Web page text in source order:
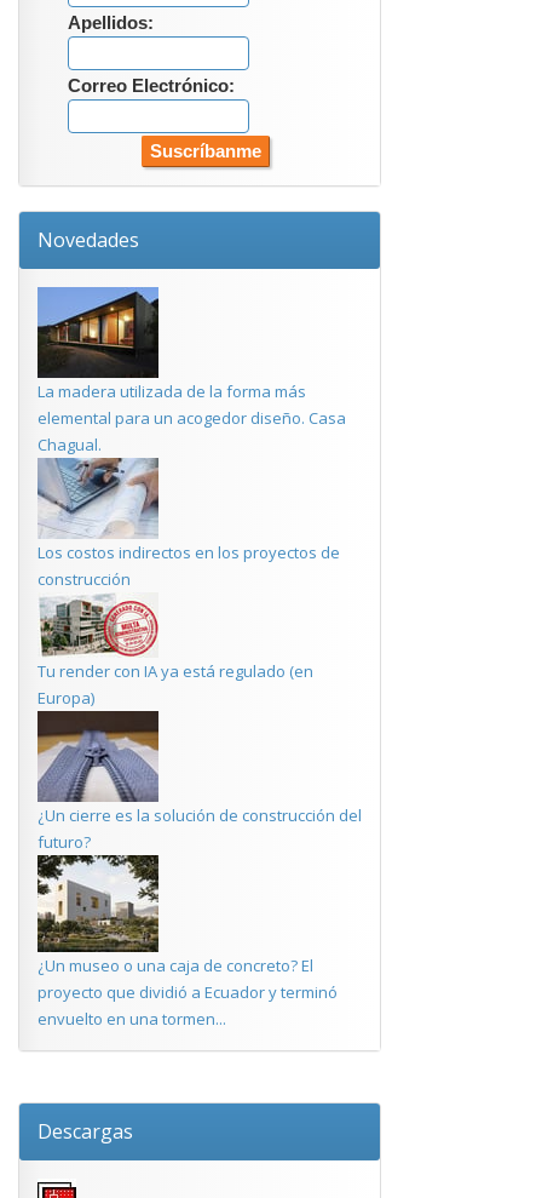
Apellidos:
Correo Electrónico:
Novedades
La madera utilizada de la forma más
elemental para un acogedor diseño. Casa
Chagual.
Los costos indirectos en los proyectos de
construcción
Tu render con IA ya está regulado (en
Europa)
¿Un cierre es la solución de construcción del
futuro?
¿Un museo o una caja de concreto? El
proyecto que dividió a Ecuador y terminó
envuelto en una tormen...
Descargas